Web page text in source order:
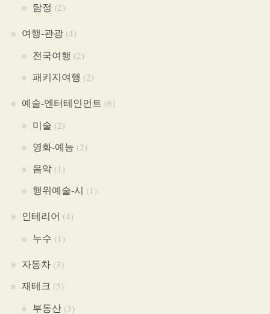
탐정 (2)
여행-관광(4)
전국여행 (2)
패키지여행 (2)
예술-엔터테인먼트 (6)
미술 (2)
영화-예능 (2)
음악(1)
행위예술-시 (1)
인테리어 (4)
누수 (1)
자동차(3)
재테크 (5)
부동산(3)